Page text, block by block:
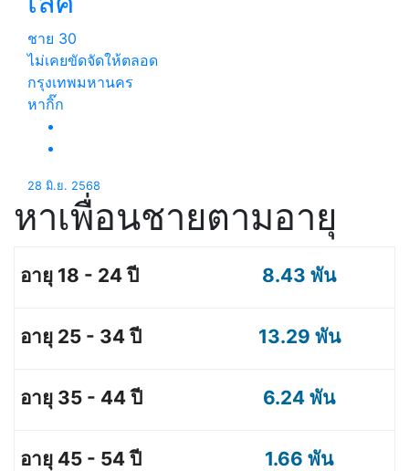
ชาย 30
ไม่เคยขัดจัดให้ตลอด
กรุงเทพมหานคร
หากิ๊ก
28 มิ.ย. 2568
หาเพื่อนชายตามอายุ
8.43 พัน
13.29 พัน
6.24 พัน
1.66 พัน